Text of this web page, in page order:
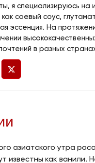
я специализируюсь на
как соевый соус,
эссенция. На
в разных
азиатского утра
известны как ванили.